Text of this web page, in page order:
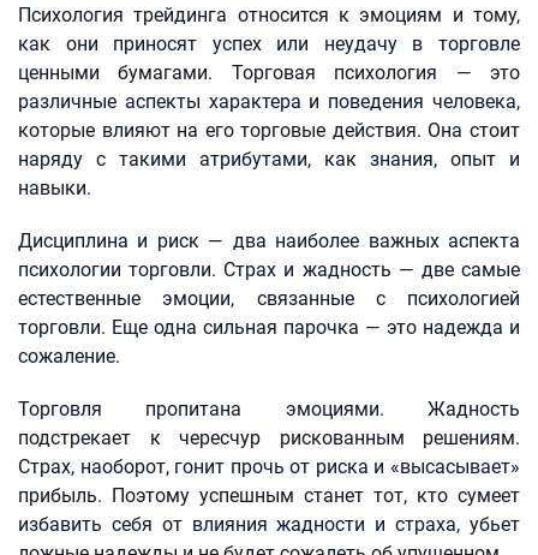
Психология трейдинга относится к эмоциям и тому,
как они приносят успех или неудачу в торговле
ценными бумагами. Торговая психология — это
различные аспекты характера и поведения человека,
которые влияют на его торговые действия. Она стоит
наряду с такими атрибутами, как знания, опыт и
навыки.
Дисциплина и риск — два наиболее важных аспекта
психологии торговли. Страх и жадность — две самые
естественные эмоции, связанные с психологией
торговли. Еще одна сильная парочка — это надежда и
сожаление.
Торговля пропитана эмоциями. Жадность
подстрекает к чересчур рискованным решениям.
Страх, наоборот, гонит прочь от риска и «высасывает»
прибыль. Поэтому успешным станет тот, кто сумеет
избавить себя от влияния жадности и страха, убьет